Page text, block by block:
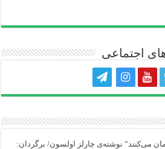
اجتماعی
می‌کنند” نوشته‌ی چارلز اولسون/ برگردان: